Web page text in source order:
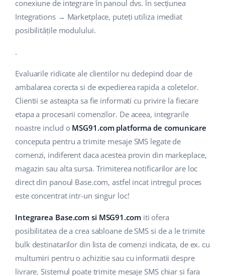
Calculatorul de beneficii
Colaborare si parteneri
Contact
español (MX)
Français
polski
português (BR)
română
中文
conexiune de integrare în panoul dvs. în secțiunea
Integrations → Marketplace, puteți utiliza imediat
posibilitățile modulului.
.
Evaluarile ridicate ale clientilor nu dedepind doar de
ambalarea corecta si de expedierea rapida a coletelor.
Clientii se asteapta sa fie informati cu privire la fiecare
etapa a procesarii comenzilor. De aceea, integrarile
noastre includ o MSG91.com platforma de comunicare
conceputa pentru a trimite mesaje SMS legate de
comenzi, indiferent daca acestea provin din markeplace,
magazin sau alta sursa. Trimiterea notificarilor are loc
direct din panoul Base.com, astfel incat intregul proces
este concentrat intr-un singur loc!
Integrarea Base.com si MSG91.comiti ofera
posibilitatea de a crea sabloane de SMS si de a le trimite
bulk destinatarilor din lista de comenzi indicata, de ex. cu
multumiri pentru o achizitie sau cu informatii despre
livrare. Sistemul poate trimite mesaje SMS chiar si fara